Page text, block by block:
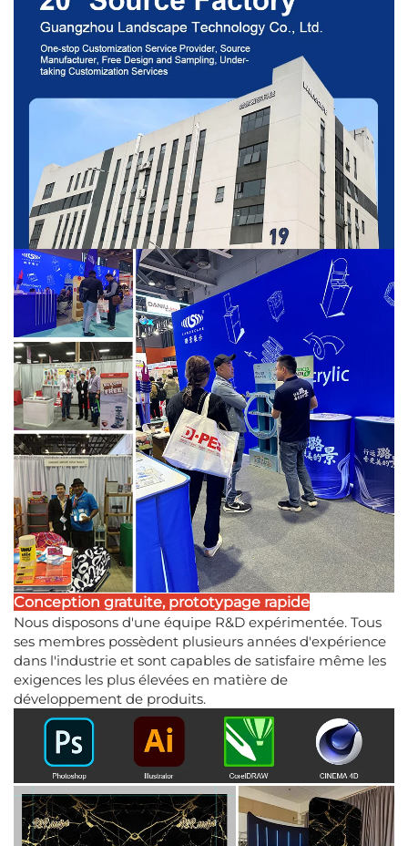
Conception gratuite, prototypage rapide
Nous disposons d'une équipe R&D expérimentée. Tous
ses membres possèdent plusieurs années d'expérience
dans l'industrie et sont capables de satisfaire même les
exigences les plus élevées en matière de
développement de produits.